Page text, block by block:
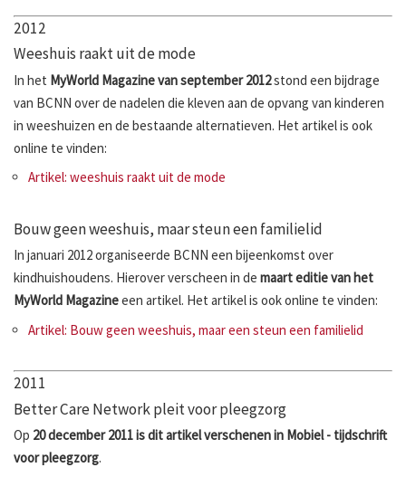
2012
Weeshuis raakt uit de mode
In het MyWorld Magazine van september 2012stond een bijdrage
van BCNN over de nadelen die kleven aan de opvang van kinderen
in weeshuizen en de bestaande alternatieven. Het artikel is ook
online te vinden:
Artikel: weeshuis raakt uit de mode
Bouw geen weeshuis, maar steun een familielid
In januari 2012 organiseerde BCNN een bijeenkomst over
kindhuishoudens. Hierover verscheen in de maart editie van het
MyWorld Magazineeen artikel. Het artikel is ook online te vinden:
Artikel: Bouw geen weeshuis, maar een steun een familielid
2011
Better Care Network pleit voor pleegzorg
Op 20 december 2011 is dit artikel verschenen in Mobiel - tijdschrift
voor pleegzorg.